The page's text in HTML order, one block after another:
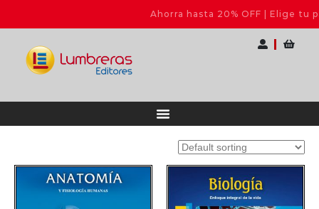
Ahorra hasta 20% OFF | Elige tu pack